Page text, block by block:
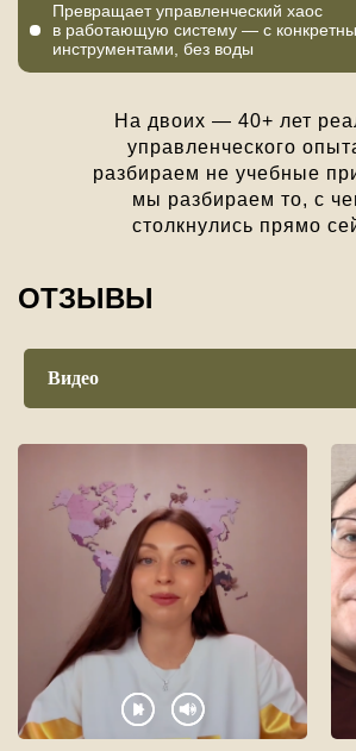
Превращает управленческий хаос
в работающую систему — с
инструментами, без воды
На двоих — 40+ лет
управленческого
разбираем не учебные
мы разбираем то, с
столкнулись прямо
ОТЗЫВЫ